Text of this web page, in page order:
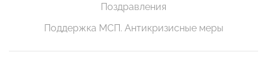
Поздравления
Поддержка МСП. Антикризисные меры